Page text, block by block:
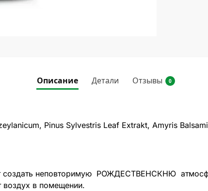
Описание Детали Отзывы 0
Pinus Sylvestris Leaf Extrakt, Amyris
создать неповторимую РОЖДЕСТВЕНСКНЮ
воздух в помещении.